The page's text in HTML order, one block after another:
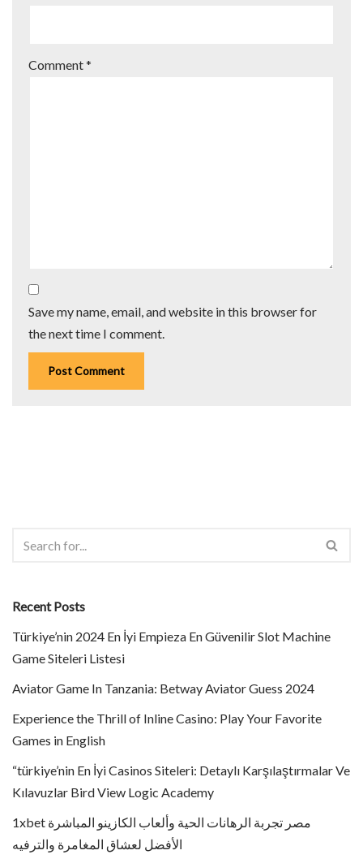
Comment*
Save my name, email, and website in this browser for
the next time I comment.
Recent Posts
Türkiye’nin 2024 En İyi Empieza En Güvenilir Slot Machine
Game Siteleri Listesi
Aviator Game In Tanzania: Betway Aviator Guess 2024
Experience the Thrill of Inline Casino: Play Your Favorite
Games in English
“türkiye’nin En İyi Casinos Siteleri: Detaylı Karşılaştırmalar Ve
Kılavuzlar Bird View Logic Academy
1xbet مصر تجربة الرهانات الحية وألعاب الكازينو المباشرة
الأفضل لعشاق المغامرة والترفيه